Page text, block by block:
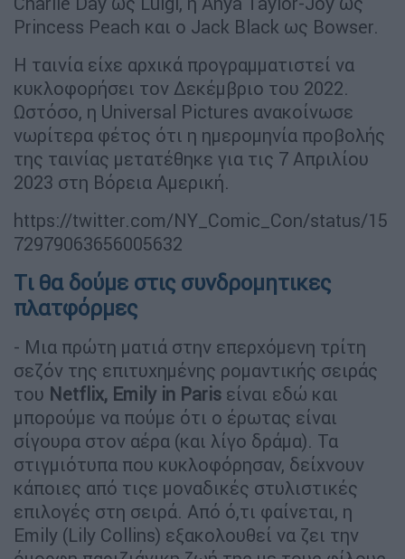
Princess Peach και ο Jack Black ως Bowser.
Η ταινία είχε αρχικά προγραμματιστεί να
κυκλοφορήσει τον Δεκέμβριο του 2022.
Ωστόσο, η Universal Pictures ανακοίνωσε
νωρίτερα φέτος ότι η ημερομηνία προβολής
της ταινίας μετατέθηκε για τις 7 Απριλίου
2023 στη Βόρεια Αμερική.
https://twitter.com/NY_Comic_Con/status/15
72979063656005632
Tι θα δούμε στις συνδρομητικες
πλατφόρμες
- Μια πρώτη ματιά στην επερχόμενη τρίτη
σεζόν της επιτυχημένης ρομαντικής σειράς
του Netflix, Emily in Paris είναι εδώ και
μπορούμε να πούμε ότι ο έρωτας είναι
σίγουρα στον αέρα (και λίγο δράμα). Τα
στιγμιότυπα που κυκλοφόρησαν, δείχνουν
κάποιες από τιςε μοναδικές στυλιστικές
επιλογές στη σειρά. Από ό,τι φαίνεται, η
Emily (Lily Collins) εξακολουθεί να ζει την